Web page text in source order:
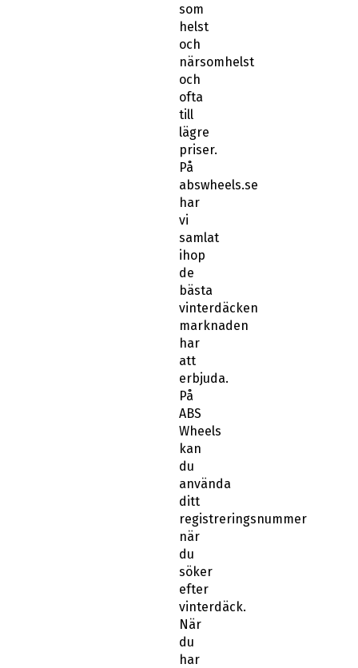
som
helst
och
närsomhelst
och
ofta
till
lägre
priser.
På
abswheels.se
har
vi
samlat
ihop
de
bästa
vinterdäcken
marknaden
har
att
erbjuda.
På
ABS
Wheels
kan
du
använda
ditt
registreringsnummer
när
du
söker
efter
vinterdäck.
När
du
har